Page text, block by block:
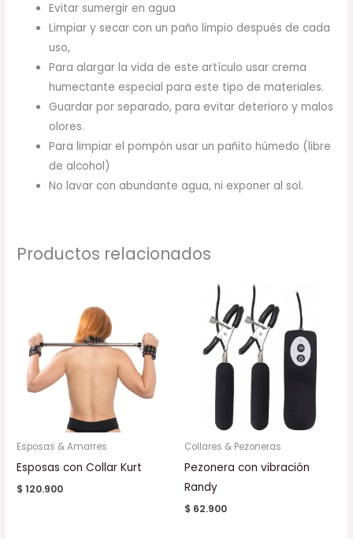
Evitar sumergir en agua
Limpiar y secar con un paño limpio después de cada
uso,
Para alargar la vida de este artículo usar crema
humectante especial para este tipo de materiales.
Guardar por separado, para evitar deterioro y malos
olores.
Para limpiar el pompón usar un pañito húmedo (libre
de alcohol)
No lavar con abundante agua, ni exponer al sol.
Productos relacionados
Esposas & Amarres
Esposas con Collar Kurt
$ 120.900
Collares & Pezoneras
Pezonera con vibración
Randy
$ 62.900